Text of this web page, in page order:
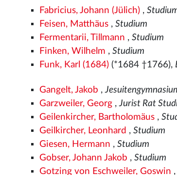
Fabricius, Johann (Jülich) ,
Feisen, Matthäus ,Studium
Fermentarii, Tillmann ,Studium
Finken, Wilhelm ,Studium
Funk, Karl (1684) (*1684 †1766),
Gangelt, Jakob ,
Garzweiler, Georg ,Jurist Rat
Geilenkircher, Bartholomäus ,
Geilkircher, Leonhard ,Studium
Giesen, Hermann ,Studium
Gobser, Johann Jakob ,Studium
Gotzing von Eschweiler, Goswin